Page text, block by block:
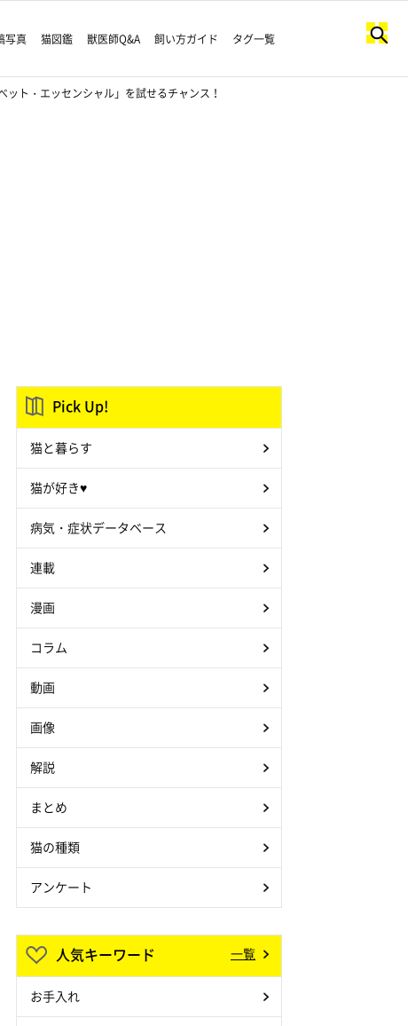
写真 猫図鑑 獣医師Q&A 飼い方ガイド タグ一覧
ト・エッセンシャル」を試せるチャンス！
Pick Up!
猫と暮らす
猫が好き♥
病気・症状データベース
連載
漫画
コラム
動画
画像
解説
まとめ
猫の種類
アンケート
人気キーワード 一覧
お手入れ